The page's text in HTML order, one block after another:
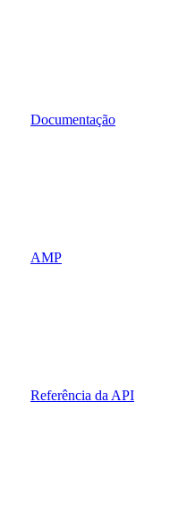
Documentação
AMP
Referência da API